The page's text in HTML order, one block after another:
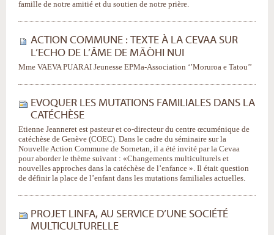
famille de notre amitié et du soutien de notre prière.
ACTION COMMUNE : TEXTE À LA CEVAA SUR
L’ECHO DE L’ÂME DE MĀÒHI NUI
Mme VAEVA PUARAI Jeunesse EPMa-Association ‘’Moruroa e Tatou’’
EVOQUER LES MUTATIONS FAMILIALES DANS LA
CATÉCHÈSE
Etienne Jeanneret est pasteur et co-directeur du centre œcuménique de
catéchèse de Genève (COEC). Dans le cadre du séminaire sur la
Nouvelle Action Commune de Sornetan, il a été invité par la Cevaa
pour aborder le thème suivant : «Changements multiculturels et
nouvelles approches dans la catéchèse de l’enfance ». Il était question
de définir la place de l’enfant dans les mutations familiales actuelles.
PROJET LINFA, AU SERVICE D’UNE SOCIÉTÉ
MULTICULTURELLE